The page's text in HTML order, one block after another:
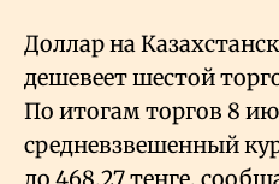
О нас
Все новости
Доллар на
дешевеет шестой
По итогам торгов 8
средневзвешенный
до 468,27 тенге,